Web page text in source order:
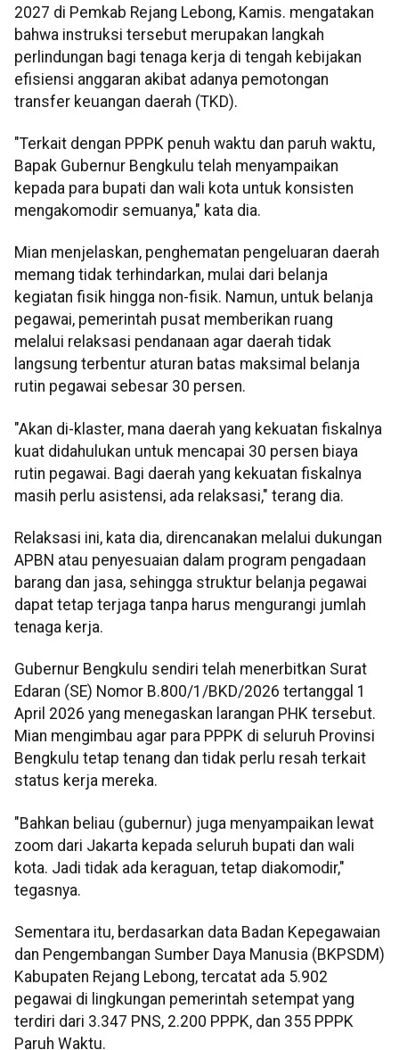
2027 di Pemkab Rejang Lebong, Kamis. mengatakan
bahwa instruksi tersebut merupakan langkah
perlindungan bagi tenaga kerja di tengah kebijakan
efisiensi anggaran akibat adanya pemotongan
transfer keuangan daerah (TKD).
"Terkait dengan PPPK penuh waktu dan paruh waktu,
Bapak Gubernur Bengkulu telah menyampaikan
kepada para bupati dan wali kota untuk konsisten
mengakomodir semuanya," kata dia.
Mian menjelaskan, penghematan pengeluaran daerah
memang tidak terhindarkan, mulai dari belanja
kegiatan fisik hingga non-fisik. Namun, untuk belanja
pegawai, pemerintah pusat memberikan ruang
melalui relaksasi pendanaan agar daerah tidak
langsung terbentur aturan batas maksimal belanja
rutin pegawai sebesar 30 persen.
"Akan di-klaster, mana daerah yang kekuatan fiskalnya
kuat didahulukan untuk mencapai 30 persen biaya
rutin pegawai. Bagi daerah yang kekuatan fiskalnya
masih perlu asistensi, ada relaksasi," terang dia.
Relaksasi ini, kata dia, direncanakan melalui dukungan
APBN atau penyesuaian dalam program pengadaan
barang dan jasa, sehingga struktur belanja pegawai
dapat tetap terjaga tanpa harus mengurangi jumlah
tenaga kerja.
Gubernur Bengkulu sendiri telah menerbitkan Surat
Edaran (SE) Nomor B.800/1/BKD/2026 tertanggal 1
April 2026 yang menegaskan larangan PHK tersebut.
Mian mengimbau agar para PPPK di seluruh Provinsi
Bengkulu tetap tenang dan tidak perlu resah terkait
status kerja mereka.
"Bahkan beliau (gubernur) juga menyampaikan lewat
zoom dari Jakarta kepada seluruh bupati dan wali
kota. Jadi tidak ada keraguan, tetap diakomodir,"
tegasnya.
Sementara itu, berdasarkan data Badan Kepegawaian
dan Pengembangan Sumber Daya Manusia (BKPSDM)
Kabupaten Rejang Lebong, tercatat ada 5.902
pegawai di lingkungan pemerintah setempat yang
terdiri dari 3.347 PNS, 2.200 PPPK, dan 355 PPPK
Paruh Waktu.